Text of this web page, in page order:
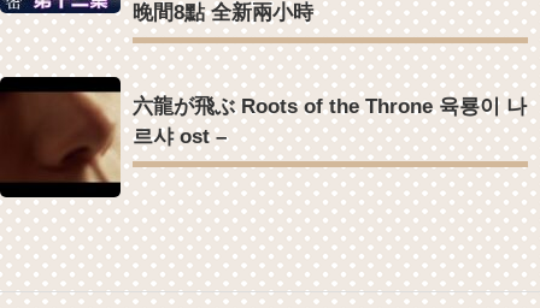
晚間8點 全新兩小時
六龍が飛ぶ Roots of the Throne 육룡이 나
르샤 ost –